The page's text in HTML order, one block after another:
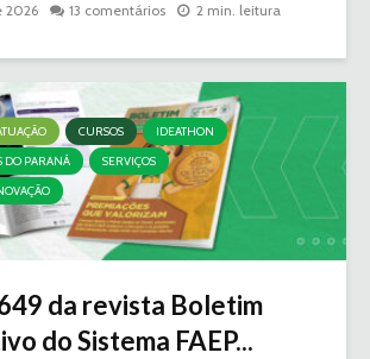
2026 13 comentários 2 min. leitura
CURSOS
IDEATHON
DO PARANÁ
SERVIÇOS
da revista Boletim
do Sistema FAEP...